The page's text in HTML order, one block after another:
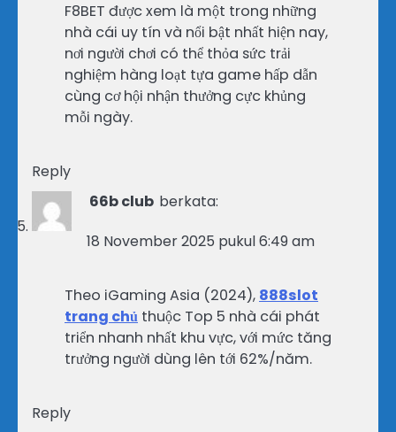
F8BET được xem là một trong những
nhà cái uy tín và nổi bật nhất hiện nay,
nơi người chơi có thể thỏa sức trải
nghiệm hàng loạt tựa game hấp dẫn
cùng cơ hội nhận thưởng cực khủng
mỗi ngày.
Reply
66b club berkata:
18 November 2025 pukul 6:49 am
Theo iGaming Asia (2024), 888slot
trang chủ thuộc Top 5 nhà cái phát
triển nhanh nhất khu vực, với mức tăng
trưởng người dùng lên tới 62%/năm.
Reply